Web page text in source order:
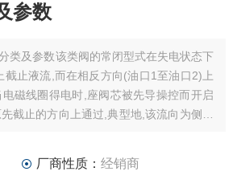
参数
类及参数该类阀的常闭型式在失电状态下
止液流,而在相反方向(油口1至油口2)上
磁线圈得电时,座阀芯被先导操控而开启
截止的方向上通过,典型地,该流向为侧面
厂商性质： 经销商